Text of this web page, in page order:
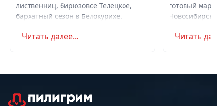
лиственниц, бирюзовое Телецкое,
бархатный сезон в Белокурихе.
сентябрь и октябрь от 13 800 ₽.
Читать далее...
готовый
маральник,
Читать